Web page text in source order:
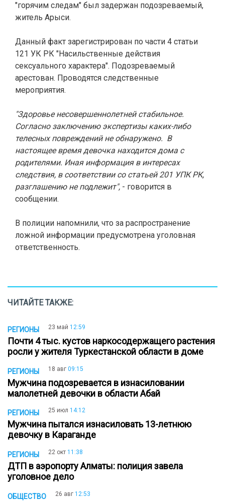
"горячим следам" был задержан подозреваемый,
житель Арыси.
Данный факт зарегистрирован по части 4 статьи
121 УК РК "Насильственные действия
сексуального характера". Подозреваемый
арестован. Проводятся следственные
мероприятия.
"Здоровье несовершеннолетней стабильное.
Согласно заключению экспертизы каких-либо
телесных повреждений не обнаружено. В
настоящее время девочка находится дома с
родителями. Иная информация в интересах
следствия, в соответствии со статьей 201 УПК РК,
разглашению не подлежит", - говорится в
сообщении.
В полиции напомнили, что за распространение
ложной информации предусмотрена уголовная
ответственность.
ЧИТАЙТЕ ТАКЖЕ:
РЕГИОНЫ 23 май 12:59
Почти 4 тыс. кустов наркосодержащего растения
росли у жителя Туркестанской области в доме
РЕГИОНЫ 18 авг 09:15
Мужчина подозревается в изнасиловании
малолетней девочки в области Абай
РЕГИОНЫ 25 июл 14:12
Мужчина пытался изнасиловать 13-летнюю
девочку в Караганде
РЕГИОНЫ 22 окт 11:38
ДТП в аэропорту Алматы: полиция завела
уголовное дело
ОБЩЕСТВО 26 авг 12:53